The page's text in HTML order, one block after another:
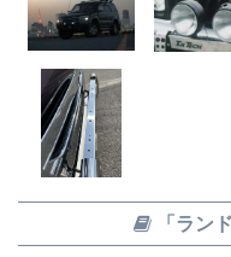
「ラン